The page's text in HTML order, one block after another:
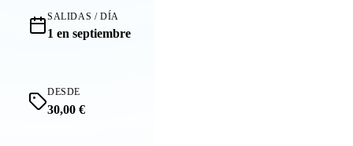
SALIDAS / DÍA
1 en septiembre
DESDE
30,00 €